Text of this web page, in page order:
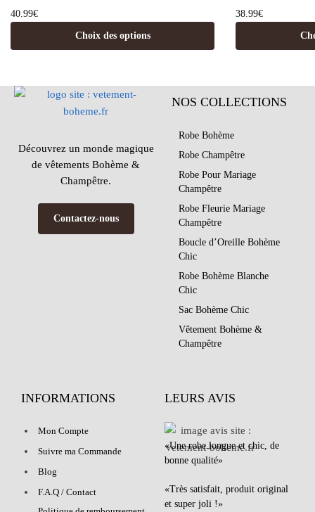
40.99€
Choix des options
38.99€
Découvrez un monde magique
de vêtements Bohème &
Champêtre.
Contactez-nous
NOS COLLECTIONS
Robe Bohème
Robe Champêtre
Robe Pour Mariage
Champêtre
Robe Fleurie Mariage
Champêtre
Boucle d’Oreille Bohème
Chic
Robe Bohème Blanche
Chic
Sac Bohème Chic
Vêtement Bohème &
Champêtre
INFORMATIONS
Mon Compte
Suivre ma Commande
Blog
F.A.Q / Contact
LEURS AVIS
«Une robe longue et chic, de
bonne qualité»
«Très satisfait, produit original
et super joli !»